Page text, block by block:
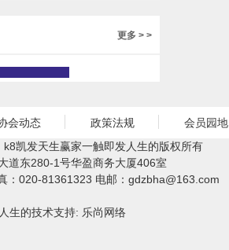
更多 > >
会动态 政策法规
会员园地
凯发天生赢家一触即发人生的版权所有
道东280-1号华盈商务大厦406室
：020-81361323 电邮： gdzbha@163.com
生的技术支持: 乐尚网络